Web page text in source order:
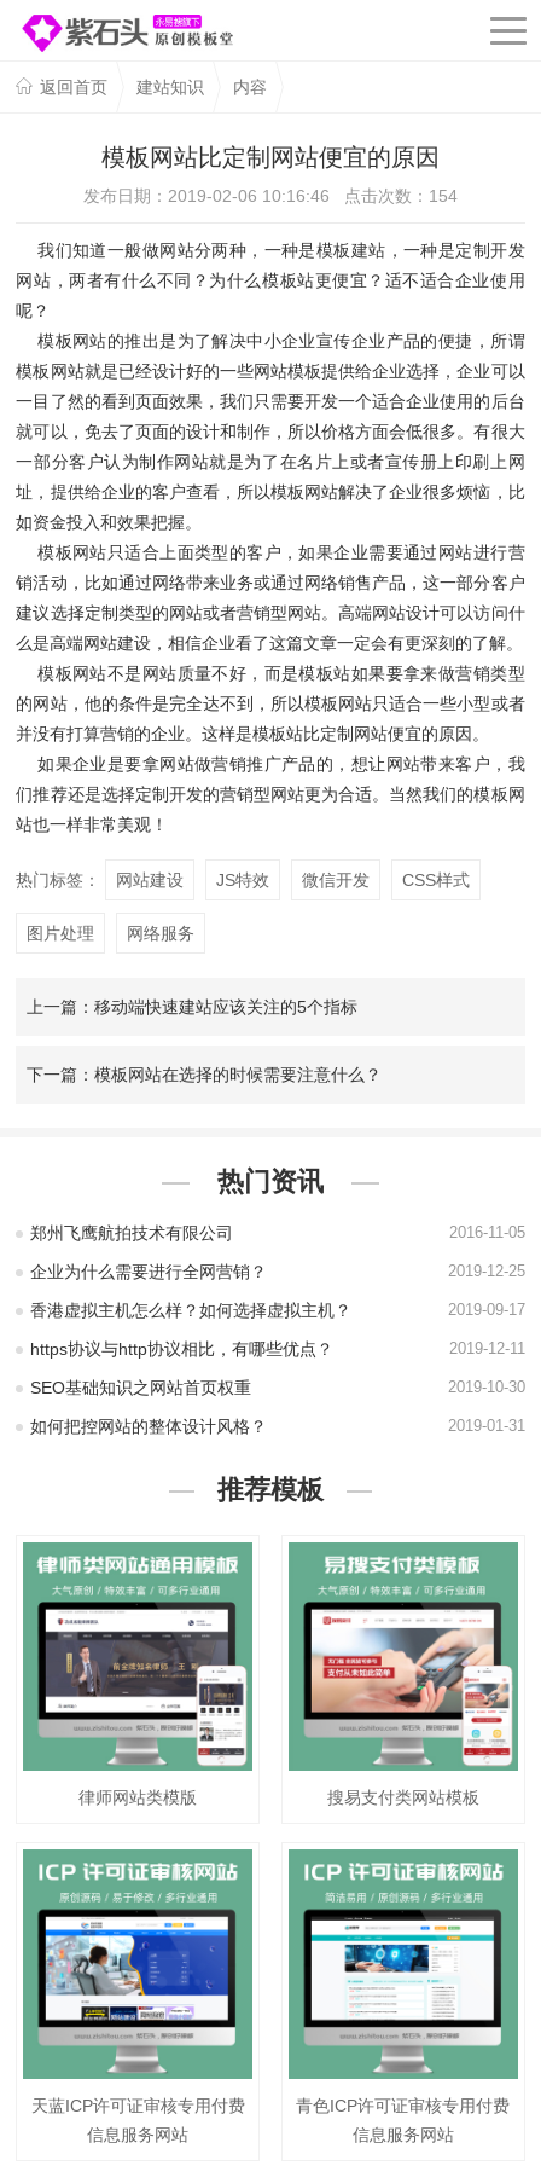
返回首页 建站知识 内容
模板网站比定制网站便宜的原因
发布日期：2019-02-06 10:16:46 点击次数： 154
我们知道一般做网站分两种，一种是模板建站，一种是定制开发
网站，两者有什么不同？为什么模板站更便宜？适不适合企业使用
呢？
模板网站的推出是为了解决中小企业宣传企业产品的便捷，所谓
模板网站就是已经设计好的一些网站模板提供给企业选择，企业可以
一目了然的看到页面效果，我们只需要开发一个适合企业使用的后台
就可以，免去了页面的设计和制作，所以价格方面会低很多。有很大
一部分客户认为制作网站就是为了在名片上或者宣传册上印刷上网
址，提供给企业的客户查看，所以模板网站解决了企业很多烦恼，比
如资金投入和效果把握。
模板网站只适合上面类型的客户，如果企业需要通过网站进行营
销活动，比如通过网络带来业务或通过网络销售产品，这一部分客户
建议选择定制类型的网站或者营销型网站。高端网站设计可以访问什
么是高端网站建设，相信企业看了这篇文章一定会有更深刻的了解。
模板网站不是网站质量不好，而是模板站如果要拿来做营销类型
的网站，他的条件是完全达不到，所以模板网站只适合一些小型或者
并没有打算营销的企业。这样是模板站比定制网站便宜的原因。
如果企业是要拿网站做营销推广产品的，想让网站带来客户，我
们推荐还是选择定制开发的营销型网站更为合适。当然我们的模板网
站也一样非常美观！
热门标签： 网站建设 JS特效 微信开发 CSS样式
图片处理 网络服务
上一篇：移动端快速建站应该关注的5个指标
下一篇：模板网站在选择的时候需要注意什么？
热门资讯
郑州飞鹰航拍技术有限公司 2016-11-05
企业为什么需要进行全网营销？ 2019-12-25
香港虚拟主机怎么样？如何选择虚拟主机？ 2019-09-17
https协议与http协议相比，有哪些优点？ 2019-12-11
SEO基础知识之网站首页权重 2019-10-30
如何把控网站的整体设计风格？ 2019-01-31
推荐模板
律师网站类模版 搜易支付类网站模板
天蓝ICP许可证审核专用付费
信息服务网站
青色ICP许可证审核专用付费
信息服务网站